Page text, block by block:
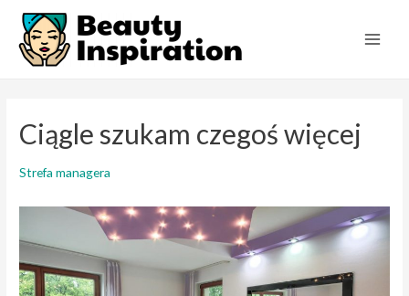
content
Ciągle szukam czegoś więcej
Strefa managera